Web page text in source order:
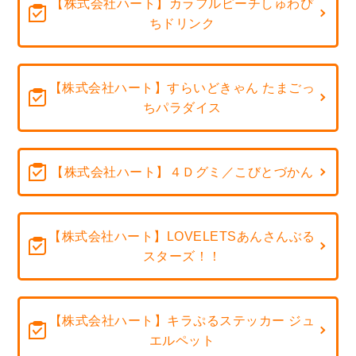
【株式会社ハート】カラフルピーチしゅわぴ
ちドリンク
【株式会社ハート】すらいどきゃん たまごっ
ちパラダイス
【株式会社ハート】４Ｄグミ／こびとづかん
【株式会社ハート】LOVELETSあんさんぶる
スターズ！！
【株式会社ハート】キラぷるステッカー ジュ
エルペット